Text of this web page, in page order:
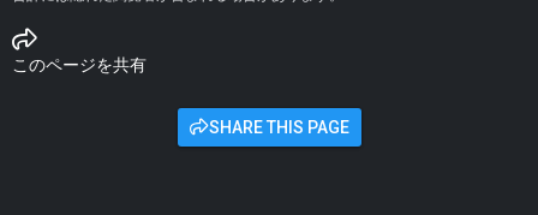
このページを共有
SHARE THIS PAGE